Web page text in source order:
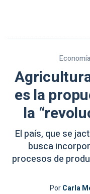
es la
la
El país, que se
busca
procesos de
PorCarla